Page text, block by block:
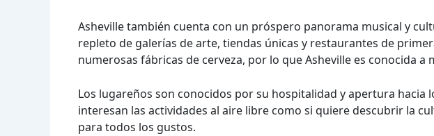
Asheville también cuenta con un próspero panorama musical y
repleto de galerías de arte, tiendas únicas y restaurantes de
numerosas fábricas de cerveza, por lo que Asheville es conocida a
Los lugareños son conocidos por su hospitalidad y apertura hacia
interesan las actividades al aire libre como si quiere descubrir la
para todos los gustos.